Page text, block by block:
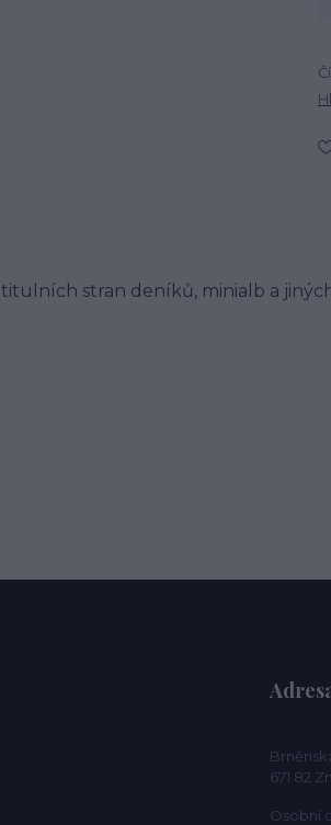
stran deníků, minialb a
671 82
Osobní